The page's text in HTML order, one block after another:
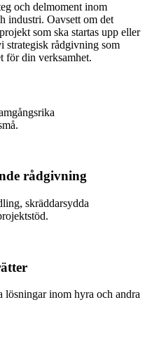
och delmoment inom
industri. Oavsett om det
som ska startas upp eller
strategisk rådgivning som
för din verksamhet.
rådgivning
skräddarsydda
inom hyra och andra